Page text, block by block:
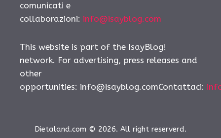
comunicati e
collaborazioni: info@isayblog.com
This website is part of the IsayBlog!
network. For advertising, press releases and
other
opportunities: info@isayblog.comContattaci:
Dietaland.com © 2026. All right reserverd.